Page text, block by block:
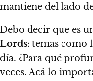
mantiene del lado
Debo decir que es
Lords: temas como
día. ¿Para qué
veces. Acá lo